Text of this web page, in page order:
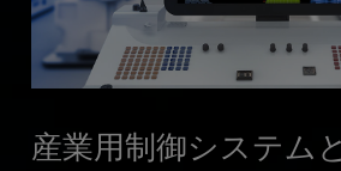
産業用制御システム